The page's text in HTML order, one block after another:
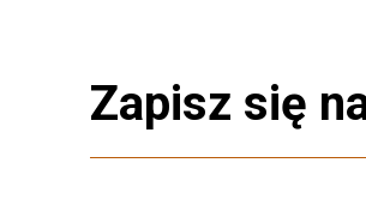
Zapisz się